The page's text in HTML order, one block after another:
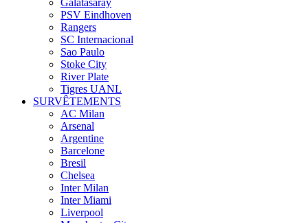
PSV Eindhoven
Rangers
SC Internacional
Sao Paulo
Stoke City
River Plate
Tigres UANL
SURVÊTEMENTS
AC Milan
Arsenal
Argentine
Barcelone
Bresil
Chelsea
Inter Milan
Inter Miami
Liverpool